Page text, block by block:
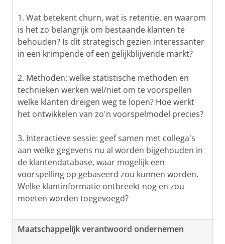
1. Wat betekent churn, wat is retentie, en waarom
is het zo belangrijk om bestaande klanten te
behouden? Is dit strategisch gezien interessanter
in een krimpende of een gelijkblijvende markt?
2. Methoden: welke statistische methoden en
technieken werken wel/niet om te voorspellen
welke klanten dreigen weg te lopen? Hoe werkt
het ontwikkelen van zo'n voorspelmodel precies?
3. Interactieve sessie: geef samen met collega's
aan welke gegevens nu al worden bijgehouden in
de klantendatabase, waar mogelijk een
voorspelling op gebaseerd zou kunnen worden.
Welke klantinformatie ontbreekt nog en zou
moeten worden toegevoegd?
Maatschappelijk verantwoord ondernemen